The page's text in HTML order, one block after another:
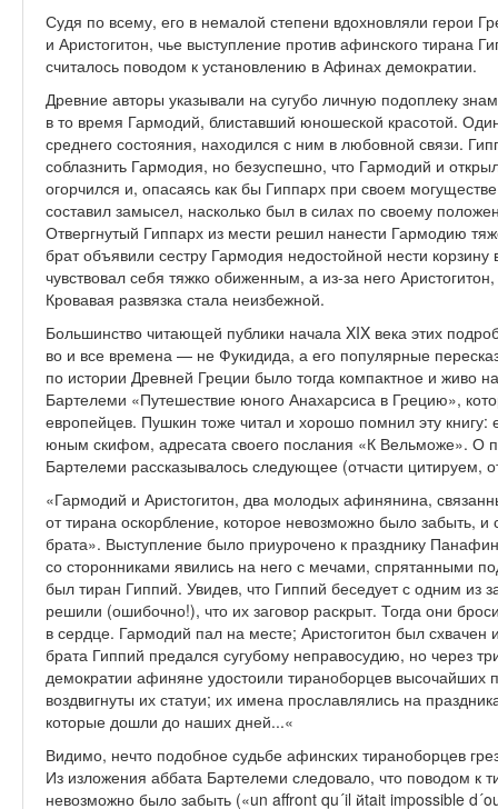
Судя по всему, его в немалой степени вдохновляли герои
и Аристогитон, чье выступление против афинского тирана
считалось поводом к установлению в Афинах демократии.
Древние авторы указывали на сугубо личную подоплеку
в то время Гармодий, блиставший юношеской красотой.
среднего состояния, находился с ним в любовной связи.
соблазнить Гармодия, но безуспешно, что Гармодий и
огорчился и, опасаясь как бы Гиппарх при своем
составил замысел, насколько был в силах по своему
Отвергнутый Гиппарх из мести решил нанести Гармодию
брат объявили сестру Гармодия недостойной нести
чувствовал себя тяжко обиженным, а из-за него
Кровавая развязка стала неизбежной.
Большинство читающей публики начала XIX века этих
во и все времена — не Фукидида, а его популярные
по истории Древней Греции было тогда компактное и живо
Бартелеми «Путешествие юного Анахарсиса в Грецию»,
европейцев. Пушкин тоже читал и хорошо помнил эту
юным скифом, адресата своего послания «К Вельможе». О
Бартелеми рассказывалось следующее (отчасти цитируем,
«Гармодий и Аристогитон, два молодых афинянина,
от тирана оскорбление, которое невозможно было забыть, и
брата». Выступление было приурочено к празднику
со сторонниками явились на него с мечами, спрятанными
был тиран Гиппий. Увидев, что Гиппий беседует с одним из
решили (ошибочно!), что их заговор раскрыт. Тогда они
в сердце. Гармодий пал на месте; Аристогитон был схвачен
брата Гиппий предался сугубому неправосудию, но через
демократии афиняне удостоили тираноборцев высочайших
воздвигнуты их статуи; их имена прославлялись на
которые дошли до наших дней...«
Видимо, нечто подобное судьбе афинских тираноборцев
Из изложения аббата Бартелеми следовало, что поводом к
невозможно было забыть («un affront qu´il йtait impossible